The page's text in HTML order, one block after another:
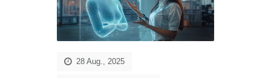
28 Aug., 2025